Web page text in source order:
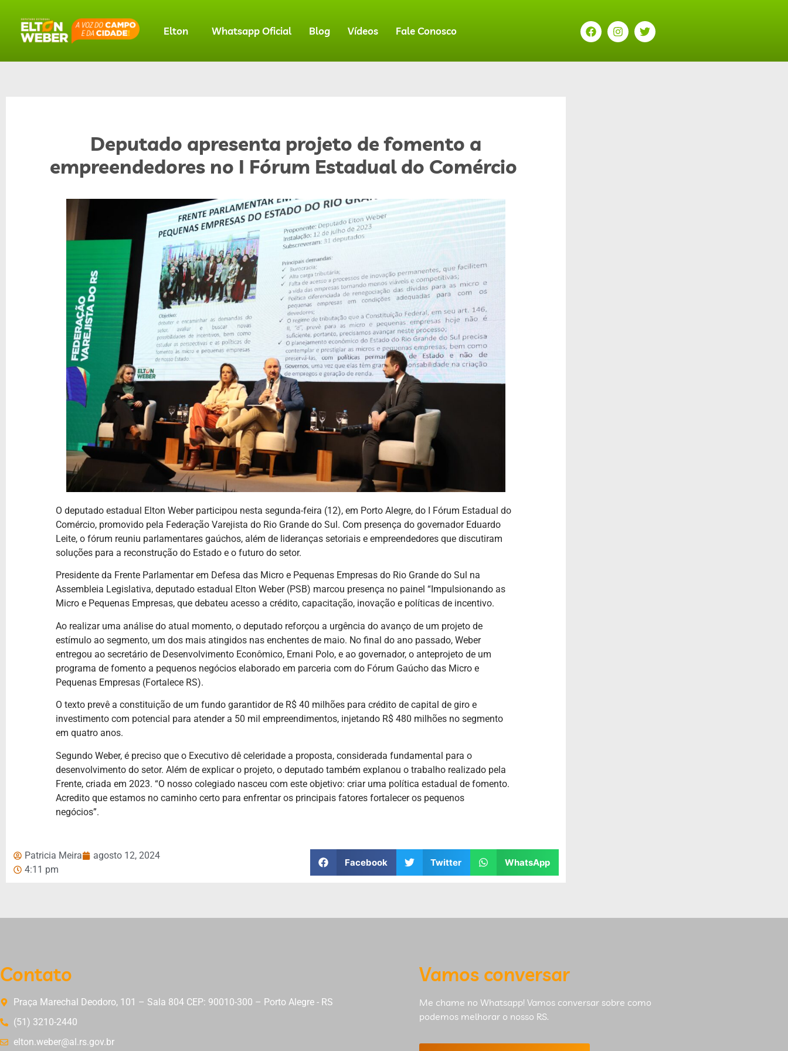
Elton Whatsapp Oficial Blog Vídeos Fale Conosco
Deputado apresenta projeto de fomento a
empreendedores no I Fórum Estadual do Comércio
O deputado estadual Elton Weber participou nesta segunda-feira (12), em Porto Alegre, do I Fórum Estadual do
Comércio, promovido pela Federação Varejista do Rio Grande do Sul. Com presença do governador Eduardo
Leite, o fórum reuniu parlamentares gaúchos, além de lideranças setoriais e empreendedores que discutiram
soluções para a reconstrução do Estado e o futuro do setor.
Presidente da Frente Parlamentar em Defesa das Micro e Pequenas Empresas do Rio Grande do Sul na
Assembleia Legislativa, deputado estadual Elton Weber (PSB) marcou presença no painel “Impulsionando as
Micro e Pequenas Empresas, que debateu acesso a crédito, capacitação, inovação e políticas de incentivo.
Ao realizar uma análise do atual momento, o deputado reforçou a urgência do avanço de um projeto de
estímulo ao segmento, um dos mais atingidos nas enchentes de maio. No final do ano passado, Weber
entregou ao secretário de Desenvolvimento Econômico, Ernani Polo, e ao governador, o anteprojeto de um
programa de fomento a pequenos negócios elaborado em parceria com do Fórum Gaúcho das Micro e
Pequenas Empresas (Fortalece RS).
O texto prevê a constituição de um fundo garantidor de R$ 40 milhões para crédito de capital de giro e
investimento com potencial para atender a 50 mil empreendimentos, injetando R$ 480 milhões no segmento
em quatro anos.
Segundo Weber, é preciso que o Executivo dê celeridade a proposta, considerada fundamental para o
desenvolvimento do setor. Além de explicar o projeto, o deputado também explanou o trabalho realizado pela
Frente, criada em 2023. “O nosso colegiado nasceu com este objetivo: criar uma política estadual de fomento.
Acredito que estamos no caminho certo para enfrentar os principais fatores fortalecer os pequenos
negócios”.
Patricia Meira
agosto 12, 2024
4:11 pm
Facebook Twitter WhatsApp
Contato
Praça Marechal Deodoro, 101 – Sala 804 CEP: 90010-300 – Porto Alegre - RS
(51) 3210-2440
elton.weber@al.rs.gov.br
Vamos conversar
Me chame no Whatsapp! Vamos conversar sobre como
podemos melhorar o nosso RS.